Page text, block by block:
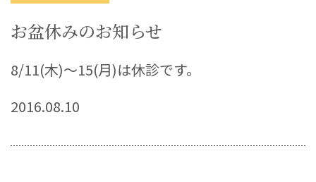
お盆休みのお知らせ
8/11(木)〜15(月)は休診です。
2016.08.10